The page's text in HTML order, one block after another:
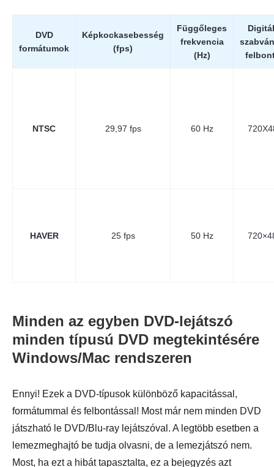
DVD
formátumok
Képkockasebesség
(fps)
Függőleges
frekvencia
(Hz)
NTSC 29,97 fps 60 Hz
HAVER 25 fps 50 Hz
Minden az egyben DVD-lejátszó
minden típusú DVD megtekintésére
Windows/Mac rendszeren
Ennyi! Ezek a DVD-típusok különböző kapacitással,
formátummal és felbontással! Most már nem minden DVD
játszható le DVD/Blu-ray lejátszóval. A legtöbb esetben a
lemezmeghajtó be tudja olvasni, de a lemezjátszó nem.
Most, ha ezt a hibát tapasztalta, ez a bejegyzés azt